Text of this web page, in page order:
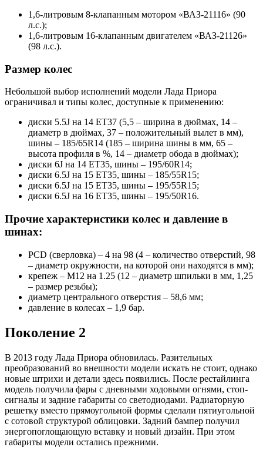
1,6-литровым 8-клапанным мотором «ВАЗ-21116» (90
л.с.);
1,6-литровым 16-клапанным двигателем «ВАЗ-21126»
(98 л.с.).
Размер колес
Небольшой выбор исполнений модели Лада Приора
ограничивал и типы колес, доступные к применению:
диски 5.5J на 14 ET37 (5,5 – ширина в дюймах, 14 –
диаметр в дюймах, 37 – положительный вылет в мм),
шины – 185/65R14 (185 – ширина шины в мм, 65 –
высота профиля в %, 14 – диаметр обода в дюймах);
диски 6J на 14 ET35, шины – 195/60R14;
диски 6.5J на 15 ET35, шины – 185/55R15;
диски 6.5J на 15 ET35, шины – 195/55R15;
диски 6.5J на 16 ET35, шины – 195/50R16.
Прочие характеристики колес и давление в
шинах:
PCD (сверловка) – 4 на 98 (4 – количество отверстий, 98
– диаметр окружности, на которой они находятся в мм);
крепеж – M12 на 1.25 (12 – диаметр шпильки в мм, 1,25
– размер резьбы);
диаметр центрального отверстия – 58,6 мм;
давление в колесах – 1,9 бар.
Поколение 2
В 2013 году Лада Приора обновилась. Разительных
преобразований во внешности модели искать не стоит, однако
новые штрихи и детали здесь появились. После рестайлинга
модель получила фары с дневными ходовыми огнями, стоп-
сигналы и задние габариты со светодиодами. Радиаторную
решетку вместо прямоугольной формы сделали пятиугольной
с сотовой структурой облицовки. Задний бампер получил
энергопоглощающую вставку и новый дизайн. При этом
габариты модели остались прежними.